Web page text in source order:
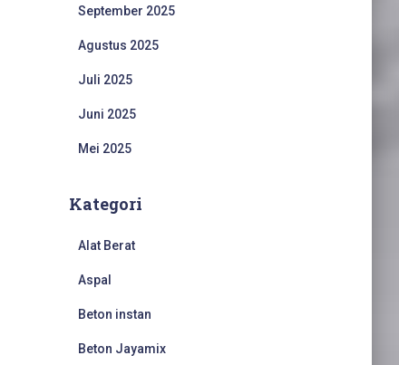
September 2025
Agustus 2025
Juli 2025
Juni 2025
Mei 2025
Kategori
Alat Berat
Aspal
Beton instan
Beton Jayamix